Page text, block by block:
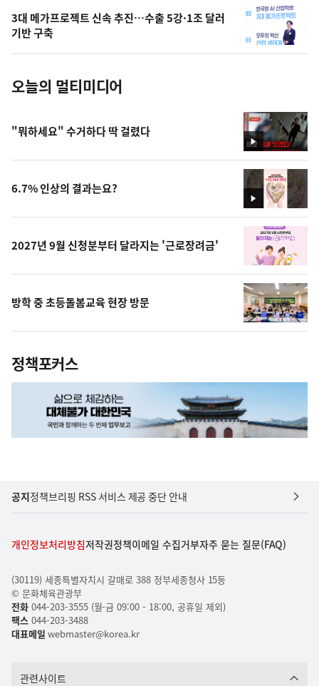
사
진
3대 메가프로젝트 신속 추진…수출 5강·1조 달러
기반 구축
오늘의 멀티미디어
영
상
"뭐하세요" 수거하다 딱 걸렸다
영
상
6.7% 인상의 결과는요?
2027년 9월 신청분부터 달라지는 '근로장려금'
방학 중 초등돌봄교육 현장 방문
정책포커스
공지정책브리핑 RSS 서비스 제공 중단 안내
개인정보처리방침저작권정책이메일 수집거부자주 묻는 질문(FAQ)
(30119) 세종특별자치시 갈매로 388 정부세종청사 15동
© 문화체육관광부
전화044-203-3555 (월-금 09:00 - 18:00, 공휴일 제외)
팩스044-203-3488
대표메일 webmaster@korea.kr
관련사이트